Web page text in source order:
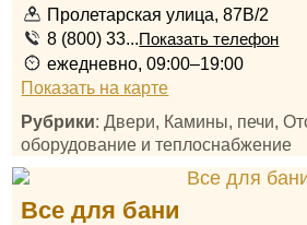
Пролетарская улица, 87В/2
8 (800) 33...Показать телефон
ежедневно, 09:00–19:00
Показать на карте
Рубрики: Двери, Камины, печи,
оборудование и теплоснабжение
Все для бани